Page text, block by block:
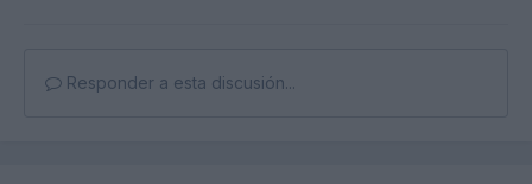
Responder a esta discusión...